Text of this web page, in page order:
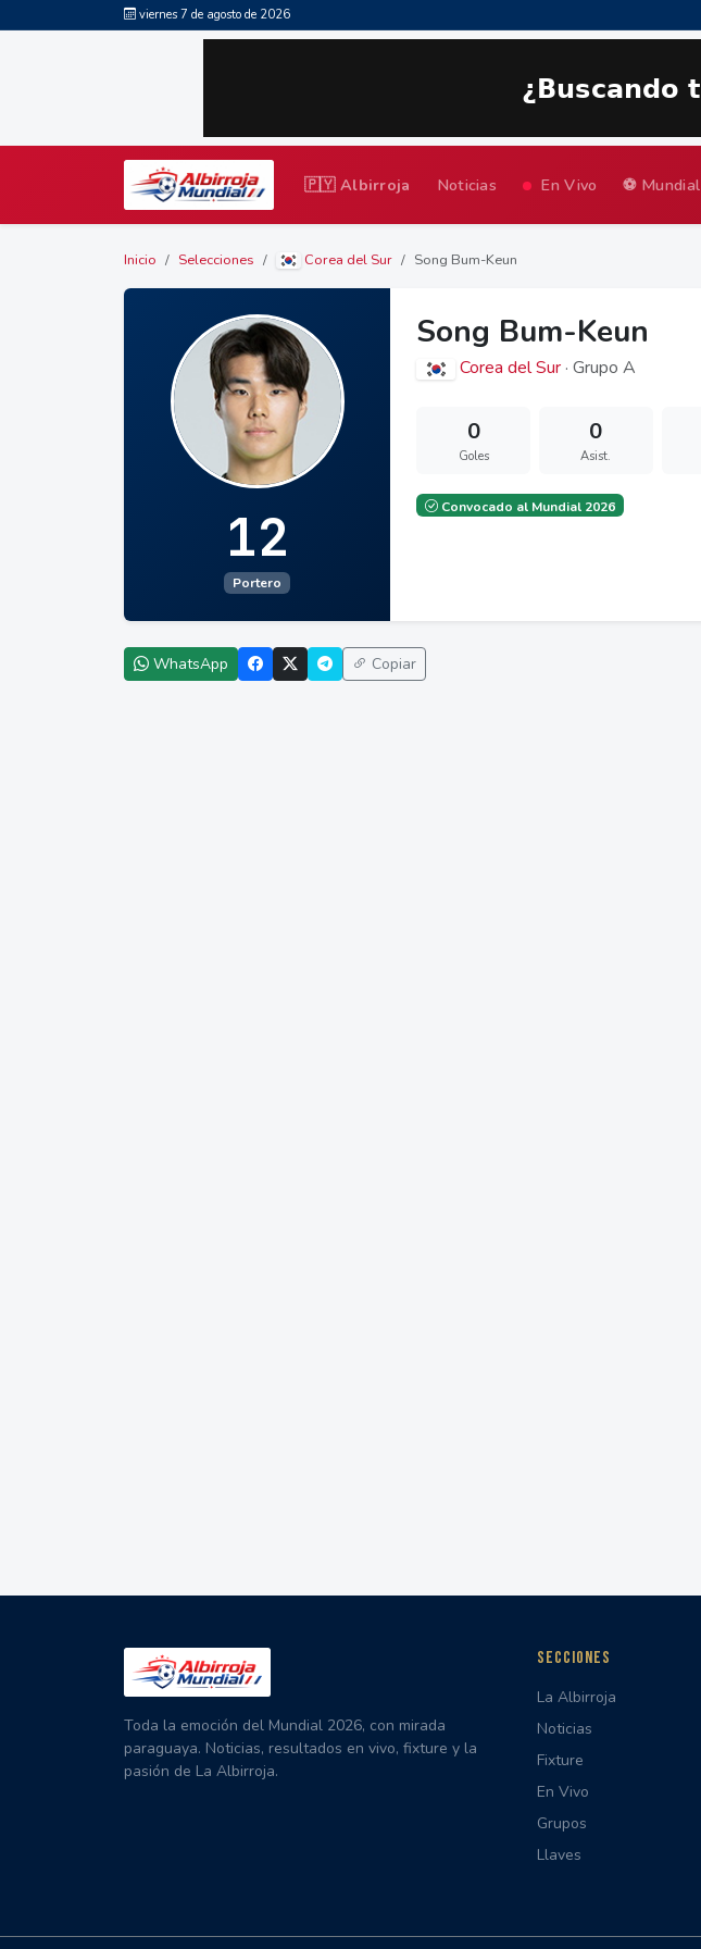
viernes 7 de agosto de 2026
🇵🇾 Albirroja Noticias En Vivo ⚽ Mundial
Inicio Selecciones Corea del Sur Song Bum-Keun
12
Portero
Song Bum-Keun
Corea del Sur· Grupo A
0
Goles
0
Asist.
Convocado al Mundial 2026
WhatsApp Copiar
Toda la emoción del Mundial 2026, con mirada
paraguaya. Noticias, resultados en vivo, fixture y la
pasión de La Albirroja.
SECCIONES
La Albirroja
Noticias
Fixture
En Vivo
Grupos
Llaves